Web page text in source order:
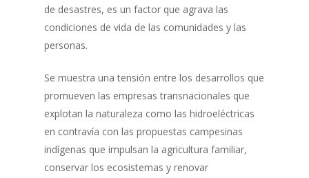
de desastres, es un factor que agrava las
condiciones de vida de las comunidades y las
personas.
Se muestra una tensión entre los desarrollos que
promueven las empresas transnacionales que
explotan la naturaleza como las hidroeléctricas
en contravía con las propuestas campesinas
indígenas que impulsan la agricultura familiar,
conservar los ecosistemas y renovar